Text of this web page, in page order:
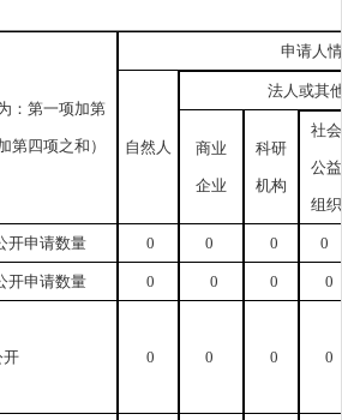
：第一项加第
第四项之和）
申请人
自然人
法人或其
商业
企业
科研
机构
社会
公益
组织
开申请数量 0 0 0 0
开申请数量 0 0 0 0
开 0 0 0 0